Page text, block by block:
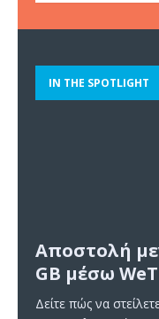
IN THE SPOTLIGHT
Αποστολή
GB μέσω
Δείτε πώς να